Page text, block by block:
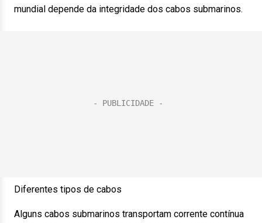
mundial depende da integridade dos cabos submarinos.
Diferentes tipos de cabos
Alguns cabos submarinos transportam corrente contínua